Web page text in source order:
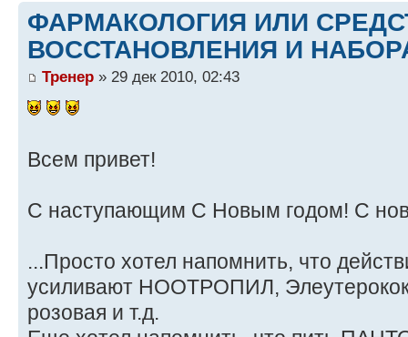
ФАРМАКОЛОГИЯ ИЛИ
ВОССТАНОВЛЕНИЯ И
Тренер » 29 дек 2010, 02:43
Всем привет!
С наступающим С Новым годом! С
...Просто хотел напомнить, что
усиливают НООТРОПИЛ,
розовая и т.д.